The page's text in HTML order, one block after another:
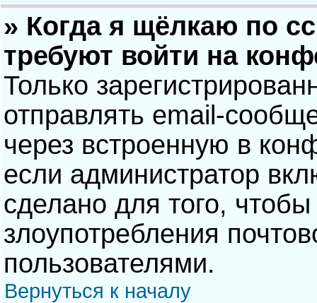
» Когда я щёлкаю по
требуют войти на
Только
отправлять email-
через встроенную в
если администратор
сделано для того, чтобы
злоупотребления
пользователями.
Вернуться к началу